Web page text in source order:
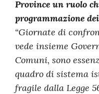
Province un ruolo
programmazione
“Giornate di
vede insieme
Comuni, sono
quadro di sistema
fragile dalla Legge